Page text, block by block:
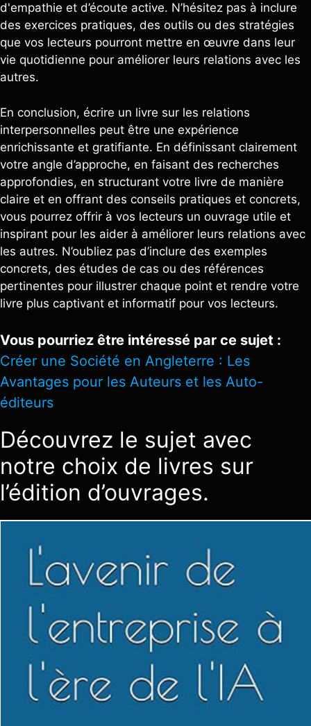
d'empathie et d’écoute active. N’hésitez pas à inclure
des exercices pratiques, des outils ou des stratégies
que vos lecteurs pourront mettre en œuvre dans leur
vie quotidienne pour améliorer leurs relations avec les
autres.
En conclusion, écrire un livre sur les relations
interpersonnelles peut être une expérience
enrichissante et gratifiante. En définissant clairement
votre angle d’approche, en faisant des recherches
approfondies, en structurant votre livre de manière
claire et en offrant des conseils pratiques et concrets,
vous pourrez offrir à vos lecteurs un ouvrage utile et
inspirant pour les aider à améliorer leurs relations avec
les autres. N’oubliez pas d’inclure des exemples
concrets, des études de cas ou des références
pertinentes pour illustrer chaque point et rendre votre
livre plus captivant et informatif pour vos lecteurs.
Vous pourriez être intéressé par ce sujet :
Créer une Société en Angleterre : Les
Avantages pour les Auteurs et les Auto-
éditeurs
Découvrez le sujet avec
notre choix de livres sur
l’édition d’ouvrages.